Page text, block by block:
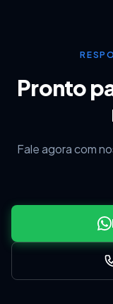
Pronto
Fale agora com